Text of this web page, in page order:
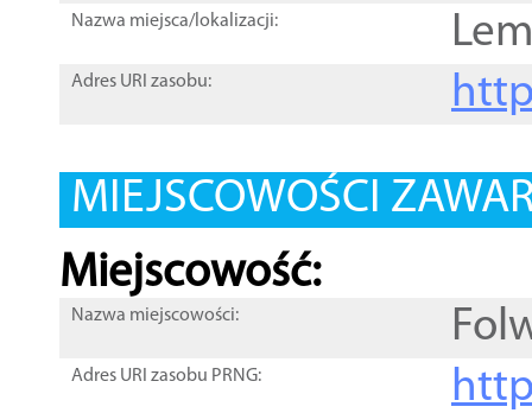
Nazwa miejsca/lokalizacji:
Adres URI zasobu:
MIEJSCOWOŚCI
Miejscowość:
Nazwa miejscowości:
Adres URI zasobu PRNG: